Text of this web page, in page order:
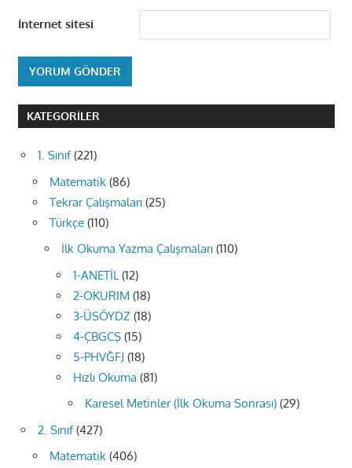
İnternet sitesi
KATEGORILER
1. Sınıf(221)
Matematik (86)
Tekrar Çalışmaları (25)
Türkçe (110)
İlk Okuma Yazma Çalışmaları (110)
1-ANETİL (12)
2-OKURIM (18)
3-ÜSÖYDZ (18)
4-ÇBGCŞ (15)
5-PHVĞFJ (18)
Hızlı Okuma (81)
Karesel Metinler (İlk Okuma Sonrası) (29)
2. Sınıf(427)
Matematik (406)